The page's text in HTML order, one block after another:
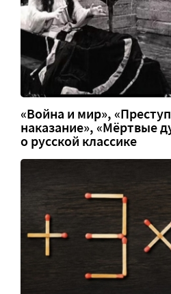
«Война и мир»,
наказание», «Мёртвые
о русской классике